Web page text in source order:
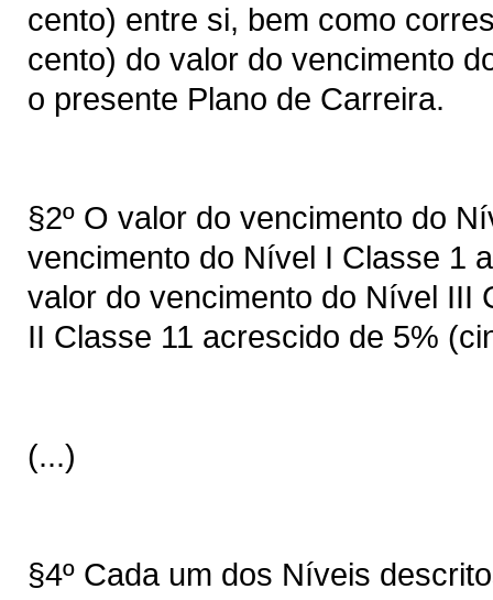
cento) entre si, bem como
cento) do valor do vencimento
o presente Plano de Carreira.
§2º O valor do vencimento do
vencimento do Nível I Classe 1
valor do vencimento do Nível III
II Classe 11 acrescido de 5%
(...)
§4º Cada um dos Níveis